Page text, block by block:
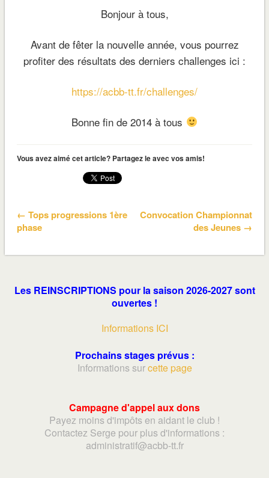
Bonjour à tous,
Avant de fêter la nouvelle année, vous pourrez
profiter des résultats des derniers challenges ici :
https://acbb-tt.fr/challenges/
Bonne fin de 2014 à tous
Vous avez aimé cet article? Partagez le avec vos amis!
← Tops progressions 1ère
phase
Convocation Championnat
des Jeunes →
Les REINSCRIPTIONS pour la saison 2026-2027 sont
ouvertes !
Informations ICI
Prochains stages prévus :
Informations surcette page
Campagne d'appel aux dons
Payez moins d'impôts en aidant le club !
Contactez Serge pour plus d'informations :
administratif@acbb-tt.fr